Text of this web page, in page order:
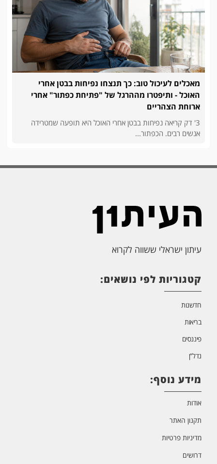
מאכלים לעיכול טוב: כך תנצחו נפיחות בבטן אחרי
האוכל - ותיפטרו מההרגל של "פתיחת כפתור" אחרי
ארוחת הצהריים
3' דק קריאה נפיחות בבטן אחרי האוכל היא תופעה שמטרידה
אנשים רבים. הכפתור...
עיתון ישראלי ששווה לקרוא
קטגוריות לפי נושאים:
חדשנות
בריאות
פיננסים
נדל”ן
מידע נוסף:
אודות
תקנון האתר
מדיניות פרטיות
דרושים